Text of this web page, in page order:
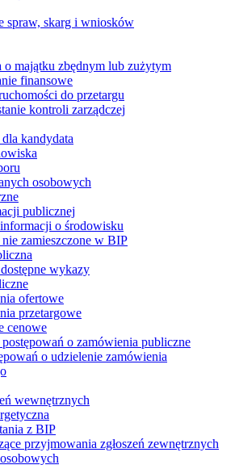
spraw, skarg i wniosków
o majątku zbędnym lub zużytym
finansowe
do przetargu
kontroli zarządczej
kandydata
osobowych
publicznej
o środowisku
zamieszczone w BIP
wykazy
ofertowe
przetargowe
cenowe
o zamówienia publiczne
o udzielenie zamówienia
wewnętrznych
z BIP
przyjmowania zgłoszeń zewnętrznych